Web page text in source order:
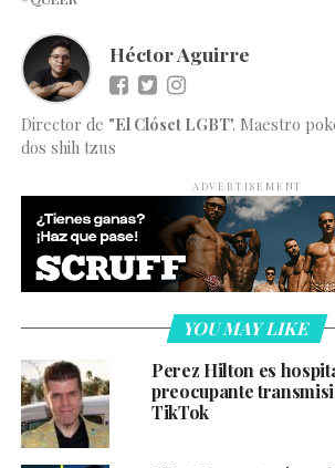
Héctor Aguirre
Director de "El Clóset LGBT". Maestro
dos shih tzus
ADVERTISEMENT
YOU MAY LIKE
Perez Hilton es
preocupante
TikTok